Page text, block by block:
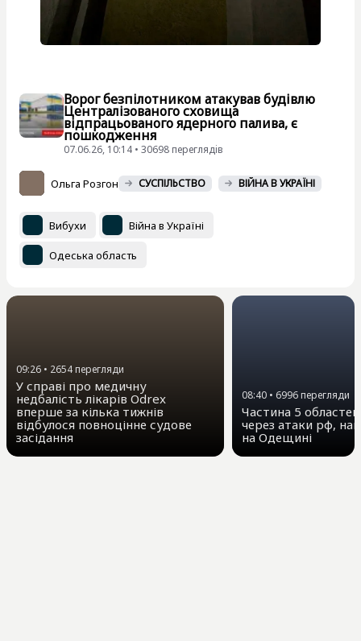
Ворог безпілотником атакував будівлю
Централізованого сховища
відпрацьованого ядерного палива, є
пошкодження
07.06.26, 10:14 • 30698 переглядiв
Ольга Розгон СУСПІЛЬСТВО ВІЙНА В УКРАЇНІ
Вибухи Війна в Україні
Одеська область
09:26 • 2654перегляди
У справі про медичну
недбалість лікарів Odrex
вперше за кілька тижнів
відбулося повноцінне судове
засідання
08:40 • 6996перегляди
Частина 5 областей
через атаки рф,
на Одещині